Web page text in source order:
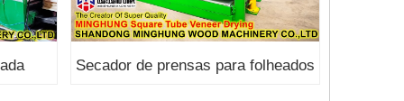
Secador de prensas para folheados